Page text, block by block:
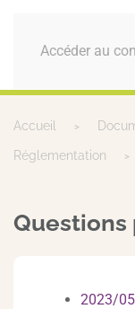
Accéder au
MENU
Accueil
Réglementation
2023/